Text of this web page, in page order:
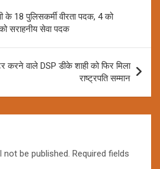
के 18 पुलिसकर्मी वीरता पदक, 4 को
सराहनीय सेवा पदक
करने वाले DSP डीके शाही को फिर मिला
राष्ट्रपति सम्मान
not be published. Required fields